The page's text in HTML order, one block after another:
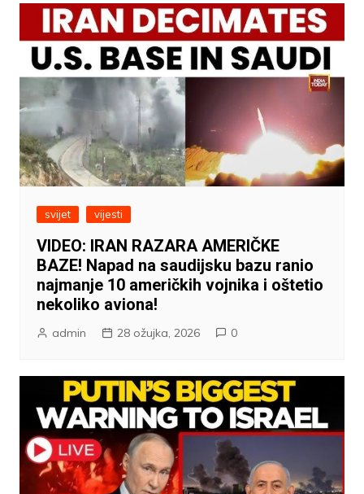
svijet vijesti
VIDEO: IRAN RAZARA AMERIČKE
BAZE! Napad na saudijsku bazu ranio
najmanje 10 američkih vojnika i oštetio
nekoliko aviona!
admin 28 ožujka, 2026 0